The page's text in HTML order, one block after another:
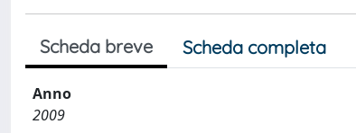
Scheda breve Scheda completa
Anno
2009